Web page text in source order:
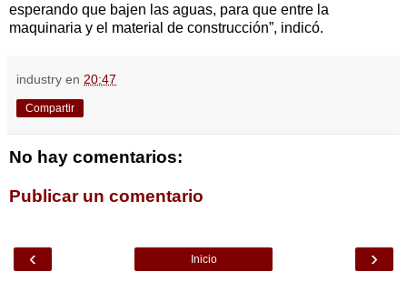
esperando que bajen las aguas, para que entre la
maquinaria y el material de construcción”, indicó.
industry en 20:47
Compartir
No hay comentarios:
Publicar un comentario
‹ ›
Inicio